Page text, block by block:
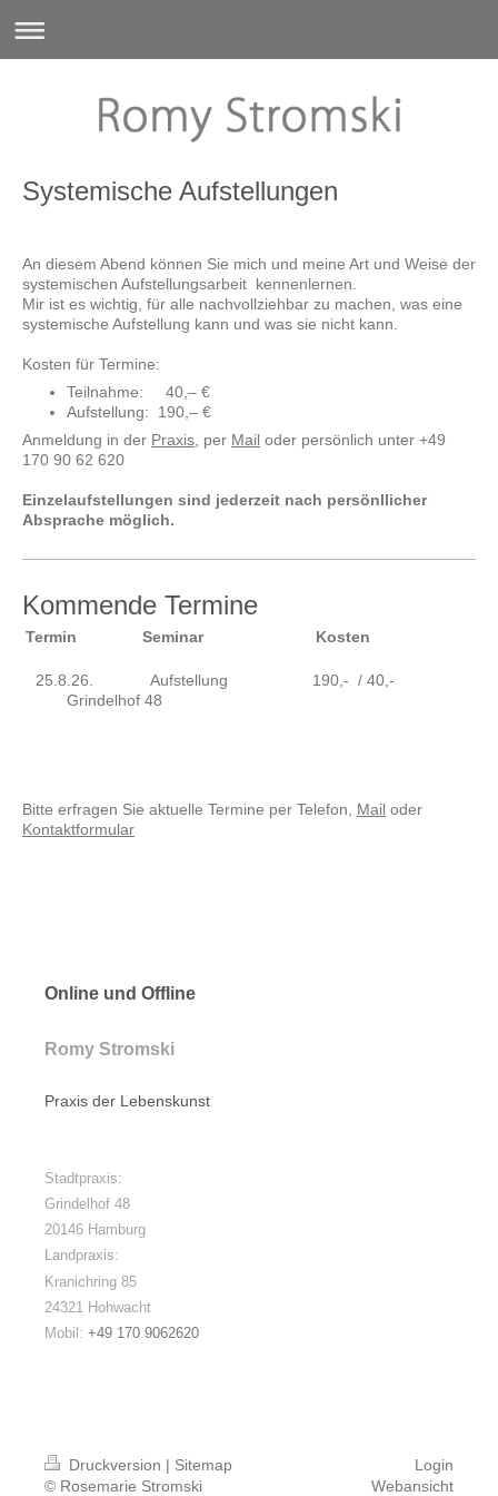
Systemische Aufstellungen
An diesem Abend können Sie mich und meine Art und Weise der
systemischen Aufstellungsarbeit kennenlernen.
Mir ist es wichtig, für alle nachvollziehbar zu machen, was eine
systemische Aufstellung kann und was sie nicht kann.
Kosten für Termine:
Teilnahme: 40,– €
Aufstellung: 190,– €
Anmeldung in der Praxis , per Mail oder persönlich unter +49
170 90 62 620
Einzelaufstellungen sind jederzeit nach persönllicher
Absprache möglich.
Kommende Termine
Termin Seminar Kosten
25.8.26. Aufstellung 190,- / 40,-
Grindelhof 48
Bitte erfragen Sie aktuelle Termine per Telefon, Mail oder
Kontaktformular
Online und Offline
Romy Stromski
Praxis der Lebenskunst
Stadtpraxis:
Grindelhof 48
20146 Hamburg
Landpraxis:
Kranichring 85
24321 Hohwacht
Mobil: +49 170 9062620
Druckversion | Sitemap
© Rosemarie Stromski
Login
Webansicht